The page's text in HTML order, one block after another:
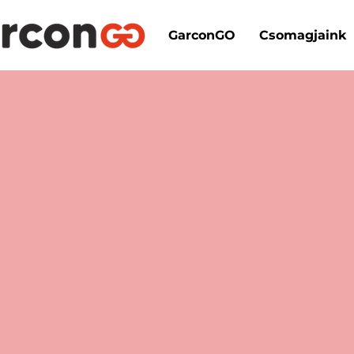
GarconGO Csomagjaink